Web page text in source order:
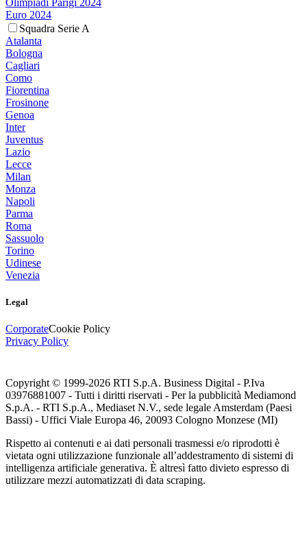
Euro 2024
Squadra Serie A
Atalanta
Bologna
Cagliari
Como
Fiorentina
Frosinone
Genoa
Inter
Juventus
Lazio
Lecce
Milan
Monza
Napoli
Parma
Roma
Sassuolo
Torino
Udinese
Venezia
Legal
CorporateCookie Policy
Privacy Policy
Copyright © 1999-2026 RTI S.p.A. Business Digital - P.Iva
03976881007 - Tutti i diritti riservati - Per la pubblicità Mediamond
S.p.A. - RTI S.p.A., Mediaset N.V., sede legale Amsterdam (Paesi
Bassi) - Uffici Viale Europa 46, 20093 Cologno Monzese (MI)
Rispetto ai contenuti e ai dati personali trasmessi e/o riprodotti è
vietata ogni utilizzazione funzionale all’addestramento di sistemi di
intelligenza artificiale generativa. È altresì fatto divieto espresso di
utilizzare mezzi automatizzati di data scraping.